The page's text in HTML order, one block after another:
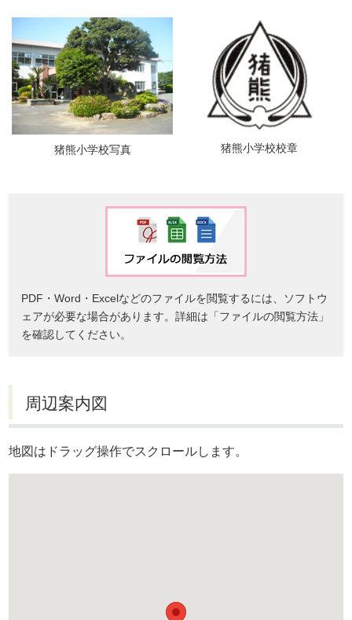
猪熊小学校写真 猪熊小学校校章
PDF・Word・Excelなどのファイルを閲覧するには、ソフトウ
ェアが必要な場合があります。詳細は「ファイルの閲覧方法」
を確認してください。
周辺案内図
地図はドラッグ操作でスクロールします。